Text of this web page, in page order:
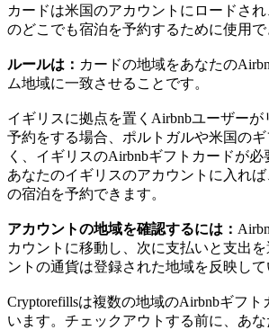
カードは米国のアカウントにロードさ
のどこでも宿泊を予約するために使用で
ルールは： カードの地域をあなたの
ム地域に一致させることです。
イギリスに拠点を置くAirbnbユーザーが
予約をする場合、ポルトガルや米国の
く、イギリスのAirbnbギフトカードが
あなたのイギリスのアカウントに入れ
の宿泊を予約できます。
アカウントの地域を確認するには：
カウントに移動し、次に支払いと支出
ントの通貨は登録された地域を反映して
Cryptorefillsは複数の地域のAirbnbギフト
います。チェックアウトする前に、あ